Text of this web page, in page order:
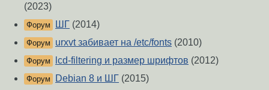
(2023)
Форум ШГ (2014)
Форум urxvt забивает на /etc/fonts (2010)
Форум lcd-filtering и размер шрифтов (2012)
Форум Debian 8 и ШГ (2015)